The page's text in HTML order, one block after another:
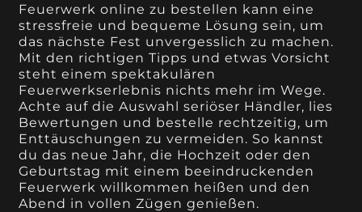
Feuerwerk online zu bestellen kann eine
stressfreie und bequeme Lösung sein, um
das nächste Fest unvergesslich zu machen.
Mit den richtigen Tipps und etwas Vorsicht
steht einem spektakulären
Feuerwerkserlebnis nichts mehr im Wege.
Achte auf die Auswahl seriöser Händler, lies
Bewertungen und bestelle rechtzeitig, um
Enttäuschungen zu vermeiden. So kannst
du das neue Jahr, die Hochzeit oder den
Geburtstag mit einem beeindruckenden
Feuerwerk willkommen heißen und den
Abend in vollen Zügen genießen.